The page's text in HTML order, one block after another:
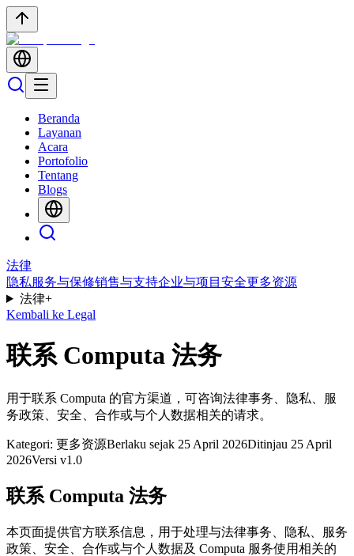
Beranda
Layanan
Acara
Portofolio
Tentang
Blogs
法律
隐私服务与保修销售与支持企业与项目 安全更多资源
法律+
Kembali ke Legal
联系 Computa 法务
用于联系 Computa 的官方渠道，可咨询法律事务、隐私、服
务政策、安全、合作或与个人数据相关的请求。
Kategori: 更多资源Berlaku sejak 25 April 2026Ditinjau 25 April
2026Versi v1.0
联系 Computa 法务
本页面提供官方联系信息，用于处理与法律事务、隐私、服务
政策、安全、合作或与个人数据及 Computa 服务使用相关的